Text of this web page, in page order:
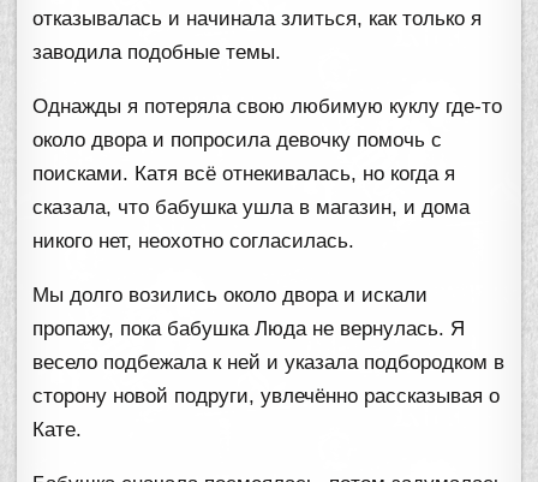
отказывалась и начинала злиться, как только я
заводила подобные темы.
Однажды я потеряла свою любимую куклу где-то
около двора и попросила девочку помочь с
поисками. Катя всё отнекивалась, но когда я
сказала, что бабушка ушла в магазин, и дома
никого нет, неохотно согласилась.
Мы долго возились около двора и искали
пропажу, пока бабушка Люда не вернулась. Я
весело подбежала к ней и указала подбородком в
сторону новой подруги, увлечённо рассказывая о
Кате.